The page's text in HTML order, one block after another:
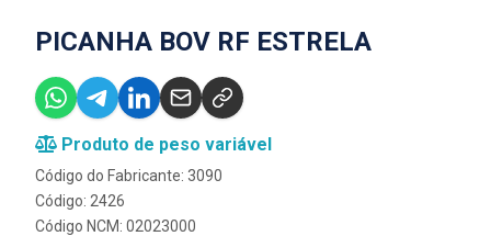
PICANHA BOV RF ESTRELA
Produto de peso variável
Código do Fabricante: 3090
Código: 2426
Código NCM: 02023000